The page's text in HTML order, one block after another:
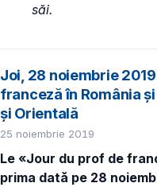
săi.
Joi, 28 noiembrie
franceză în România
și Orientală
25 noiembrie 2019
Le «Jour du prof de
prima dată pe 28